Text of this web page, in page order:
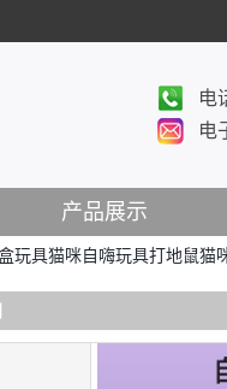
电
电
产品展示
玩具猫咪自嗨玩具打地鼠猫